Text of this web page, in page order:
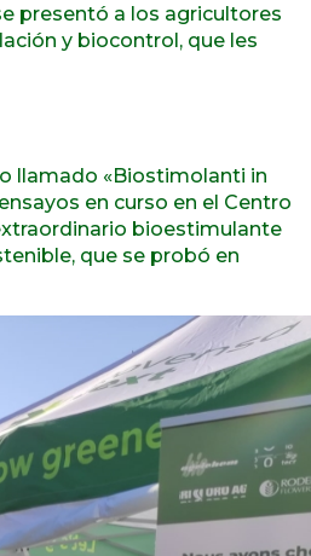
presentó a los agricultores
y biocontrol, que les
llamado «Biostimolanti in
en curso en el Centro
bioestimulante
que se probó en